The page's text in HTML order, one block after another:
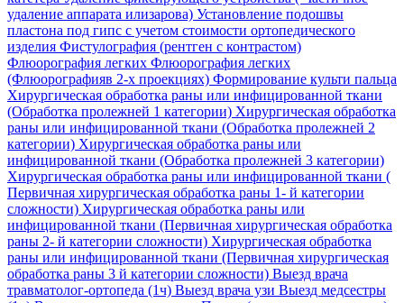
удаление аппарата илизарова) Установление подошвы
пластона под гипс с учетом стоимости ортопедического
изделия Фистулография (рентген с контрастом)
Флюорография легких Флюорография легких
(Флюорографияв 2-х проекциях) Формирование культи пальца
Хирургическая обработка раны или инфицированной ткани
(Обработка пролежней 1 категории) Хирургическая обработка
раны или инфицированной ткани (Обработка пролежней 2
категории) Хирургическая обработка раны или
инфицированной ткани (Обработка пролежней 3 категории)
Хирургическая обработка раны или инфицированной ткани (
Первичная хирургическая обработка раны 1- й категории
сложности) Хирургическая обработка раны или
инфицированной ткани (Первичная хирургическая обработка
раны 2- й категории сложности) Хирургическая обработка
раны или инфицированной ткани (Первичная хирургическая
обработка раны 3 й категории сложности) Выезд врача
травматолог-ортопеда (1ч) Выезд врача узи Выезд медсестры